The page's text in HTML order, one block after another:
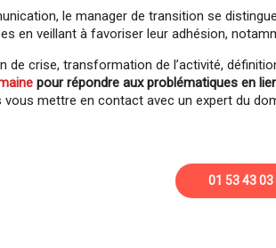
le manager de transition se
en veillant à favoriser leur adhésion,
de crise, transformation de l’activité,
pour répondre aux problématiques en
mettre en contact avec un expert du
01 53 43 03